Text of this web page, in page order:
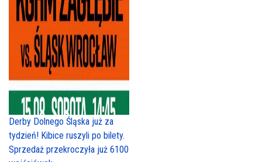
Derby Dolnego Śląska już za
tydzień! Kibice ruszyli po bilety.
Sprzedaż przekroczyła już 6100